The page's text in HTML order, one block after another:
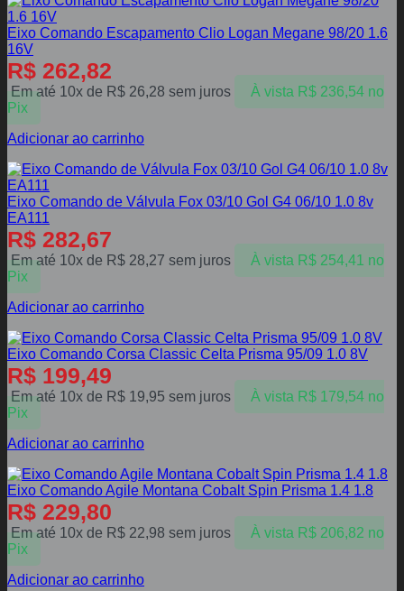
Eixo Comando Escapamento Clio Logan Megane 98/20 1.6
16V
R$ 262,82
Em até 10x de R$ 26,28 sem juros À vista R$236,54 no
Pix
Adicionar ao carrinho
Eixo Comando de Válvula Fox 03/10 Gol G4 06/10 1.0 8v
EA111
R$ 282,67
Em até 10x de R$ 28,27 sem juros À vista R$254,41 no
Pix
Adicionar ao carrinho
Eixo Comando Corsa Classic Celta Prisma 95/09 1.0 8V
R$ 199,49
Em até 10x de R$ 19,95 sem juros À vista R$179,54 no
Pix
Adicionar ao carrinho
Eixo Comando Agile Montana Cobalt Spin Prisma 1.4 1.8
R$ 229,80
Em até 10x de R$ 22,98 sem juros À vista R$206,82 no
Pix
Adicionar ao carrinho